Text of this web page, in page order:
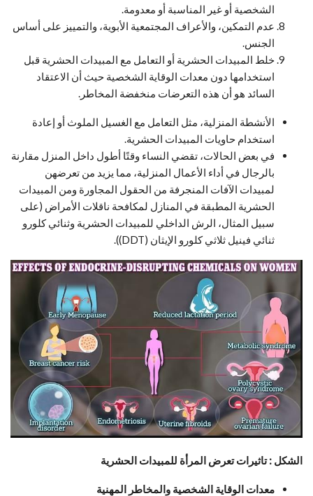
الشخصية أو غير المناسبة أو معدومة.
عدم التمكين، والأعراف المجتمعية الأبوية، والتمييز على أساس
الجنس.
خلط المبيدات الحشرية أو التعامل مع المبيدات الحشرية قبل
استخدامها دون معدات الوقاية الشخصية حيث أن الاعتقاد
السائد هو أن هذه التعرضات منخفضة المخاطر.
الأنشطة المنزلية، مثل التعامل مع الغسيل الملوث أو إعادة
استخدام حاويات المبيدات الحشرية.
في بعض الحالات، تقضي النساء وقتًا أطول داخل المنزل مقارنة
بالرجال في أداء الأعمال المنزلية، مما يزيد من تعرضهن
لمبيدات الآفات المنجرفة من الحقول المجاورة ومن المبيدات
الحشرية المطبقة في المنازل لمكافحة ناقلات الأمراض (على
سبيل المثال، الرش الداخلي للمبيدات الحشرية وثنائي كلورو
ثنائي فينيل ثلاثي كلورو الإيثان (DDT)).
الشكل : تاثيرات تعرض المرأة للمبيدات الحشرية
معدات الوقاية الشخصية والمخاطر المهنية